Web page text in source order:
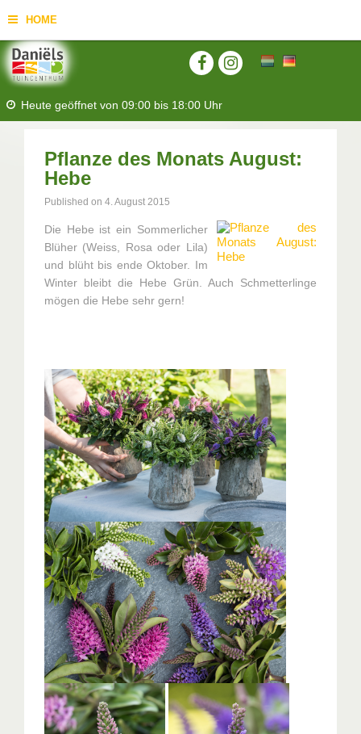
HOME
Heute geöffnet von 09:00 bis 18:00 Uhr
Pflanze des Monats August:
Hebe
Published on 4. August 2015
Die Hebe ist ein Sommerlicher
Blüher (Weiss, Rosa oder Lila)
und blüht bis ende Oktober. Im
Winter bleibt die Hebe Grün. Auch Schmetterlinge
mögen die Hebe sehr gern!